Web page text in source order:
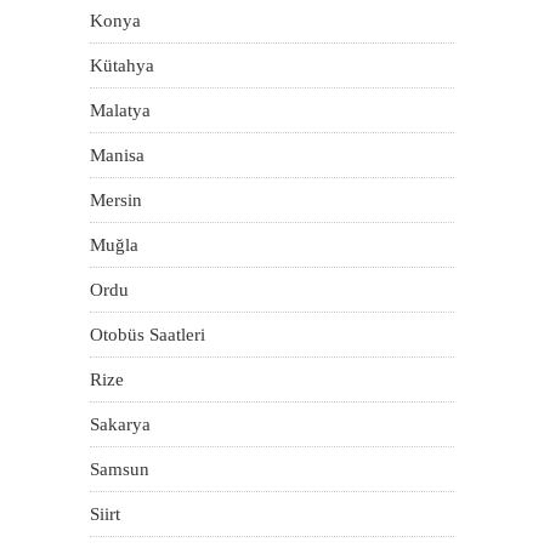
Konya
Kütahya
Malatya
Manisa
Mersin
Muğla
Ordu
Otobüs Saatleri
Rize
Sakarya
Samsun
Siirt